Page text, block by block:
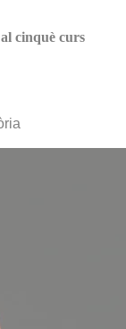
cinquè curs